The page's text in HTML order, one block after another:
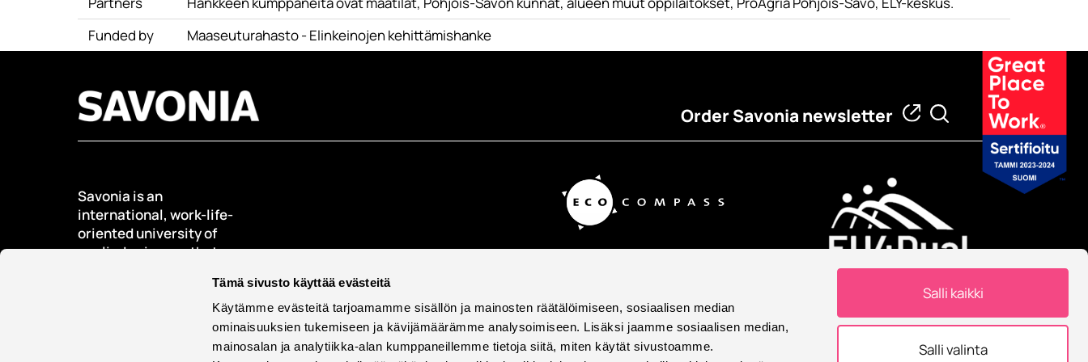
Tämä sivusto käyttää evästeitä
Käytämme evästeitä tarjoamamme sisällön ja mainosten räätälöimiseen, sosiaalisen median
ominaisuuksien tukemiseen ja kävijämäärämme analysoimiseen. Lisäksi jaamme sosiaalisen median,
mainosalan ja analytiikka-alan kumppaneillemme tietoja siitä, miten käytät sivustoamme.
Salli kaikki
Salli valinta
Funded by
Maaseuturahasto - Elinkeinojen kehittämishanke
Order Savonia newsletter
Savonia is an
international, work-life-
oriented university of
applied sciences that
develops, and innovates.
European University
University Alliance.